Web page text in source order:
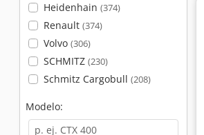
Heidenhain (374)
Renault (374)
Volvo (306)
SCHMITZ (230)
Schmitz Cargobull (208)
Modelo: